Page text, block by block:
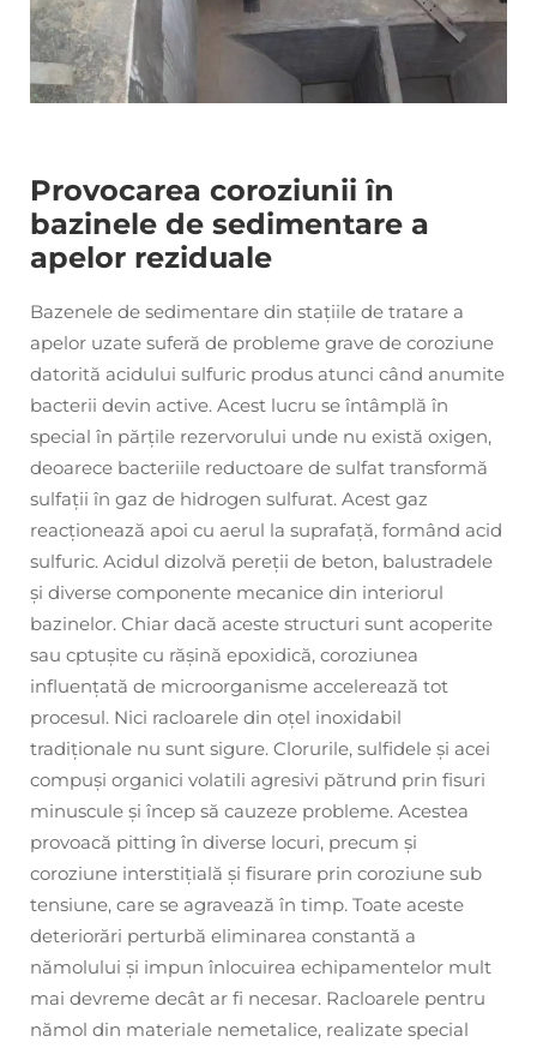
Provocarea coroziunii în
bazinele de sedimentare a
apelor reziduale
Bazenele de sedimentare din stațiile de tratare a
apelor uzate suferă de probleme grave de coroziune
datorită acidului sulfuric produs atunci când anumite
bacterii devin active. Acest lucru se întâmplă în
special în părțile rezervorului unde nu există oxigen,
deoarece bacteriile reductoare de sulfat transformă
sulfații în gaz de hidrogen sulfurat. Acest gaz
reacționează apoi cu aerul la suprafață, formând acid
sulfuric. Acidul dizolvă pereții de beton, balustradele
și diverse componente mecanice din interiorul
bazinelor. Chiar dacă aceste structuri sunt acoperite
sau cptușite cu rășină epoxidică, coroziunea
influențată de microorganisme accelerează tot
procesul. Nici racloarele din oțel inoxidabil
tradiționale nu sunt sigure. Clorurile, sulfidele și acei
compuși organici volatili agresivi pătrund prin fisuri
minuscule și încep să cauzeze probleme. Acestea
provoacă pitting în diverse locuri, precum și
coroziune interstițială și fisurare prin coroziune sub
tensiune, care se agravează în timp. Toate aceste
deteriorări perturbă eliminarea constantă a
nămolului și impun înlocuirea echipamentelor mult
mai devreme decât ar fi necesar. Racloarele pentru
nămol din materiale nemetalice, realizate special